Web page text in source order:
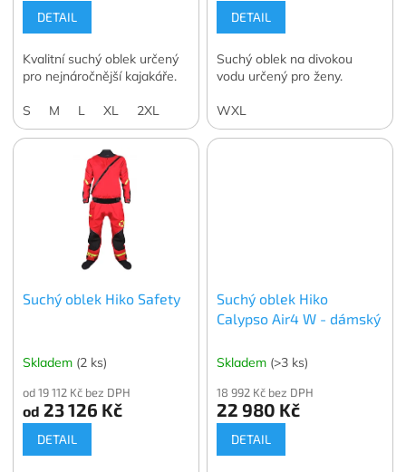
DETAIL
Kvalitní suchý oblek určený
pro nejnáročnější kajakáře.
S M L XL 2XL
DETAIL
Suchý oblek na divokou
vodu určený pro ženy.
WXL
Suchý oblek Hiko Safety
Skladem (2 ks)
od 19 112 Kč bez DPH
od 23 126 Kč
DETAIL
Suchý oblek Hiko
Calypso Air4 W - dámský
Skladem (>3 ks)
18 992 Kč bez DPH
22 980 Kč
DETAIL